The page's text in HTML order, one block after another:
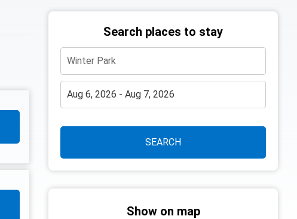
Search places to stay
SEARCH
Show on map